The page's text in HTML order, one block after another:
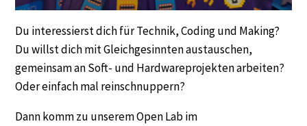
Du interessierst dich für Technik, Coding und Making?
Du willst dich mit Gleichgesinnten austauschen,
gemeinsam an Soft- und Hardwareprojekten arbeiten?
Oder einfach mal reinschnuppern?
Dann komm zu unserem Open Lab im